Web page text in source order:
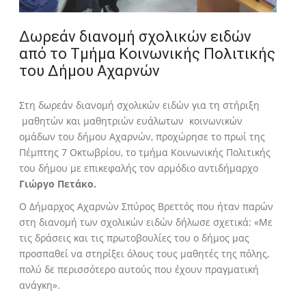
Δωρεάν διανομή σχολικών ειδών
από το Τμήμα Κοινωνικής Πολιτικής
του Δήμου Αχαρνών
Στη δωρεάν διανομή σχολικών ειδών για τη στήριξη
μαθητών και μαθητριών ευάλωτων κοινωνικών
ομάδων του δήμου Αχαρνών, προχώρησε το πρωί της
Πέμπτης 7 Οκτωβρίου, το τμήμα Κοινωνικής Πολιτικής
του δήμου με επικεφαλής τον αρμόδιο αντιδήμαρχο
Γιώργο Πετάκο.
Ο Δήμαρχος Αχαρνών Σπύρος Βρεττός που ήταν παρών
στη διανομή των σχολικών ειδών δήλωσε σχετικά: «Με
τις δράσεις και τις πρωτοβουλίες του ο δήμος μας
προσπαθεί να στηρίξει όλους τους μαθητές της πόλης,
πολύ δε περισσότερο αυτούς που έχουν πραγματική
ανάγκη».